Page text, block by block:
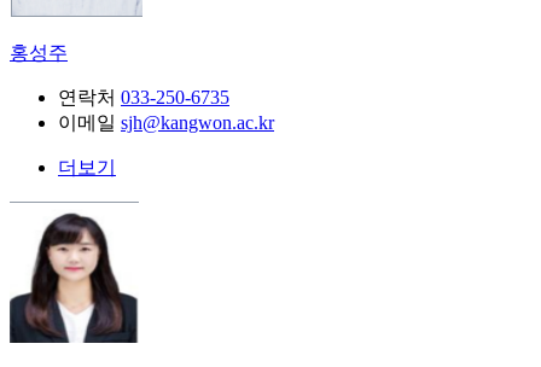
홍성주
연락처 033-250-6735
이메일 sjh@kangwon.ac.kr
더보기